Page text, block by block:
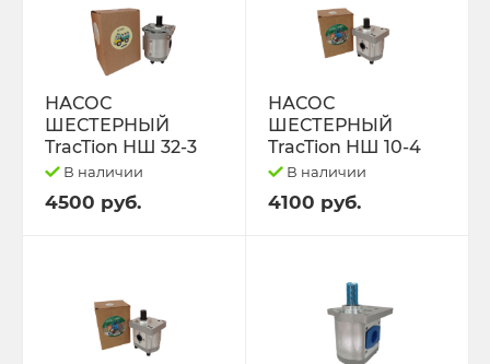
НАСОС
ШЕСТЕРНЫЙ
TracTion НШ 32-3
В наличии
4500 руб.
НАСОС
ШЕСТЕРНЫЙ
TracTion НШ 10-4
В наличии
4100 руб.